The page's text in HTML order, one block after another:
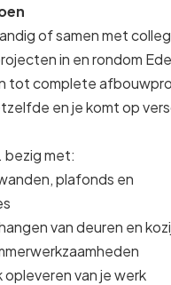
of samen met
in en rondom
tot complete
en je komt op
bezig met:
plafonds en
van deuren en
van je werk